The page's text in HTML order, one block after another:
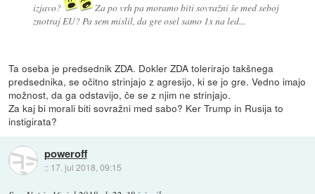
izjavo?
Za po vrh pa moramo biti sovražni še med seboj
znotraj EU? Pa sem mislil, da gre osel samo 1x na led...
Ta oseba je predsednik ZDA. Dokler ZDA tolerirajo takšnega
predsednika, se očitno strinjajo z agresijo, ki se jo gre. Vedno imajo
možnost, da ga odstavijo, če se z njim ne strinjajo.
Za kaj bi morali biti sovražni med sabo? Ker Trump in Rusija to
instigirata?
poweroff
:: 17. jul 2018, 09:15